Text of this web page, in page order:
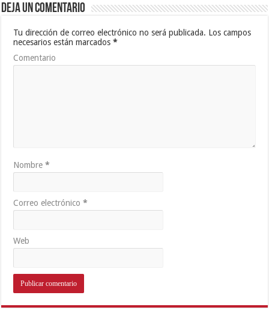
Deja un comentario
Tu dirección de correo electrónico no será publicada. Los campos
necesarios están marcados*
Comentario
Nombre*
Correo electrónico*
Web